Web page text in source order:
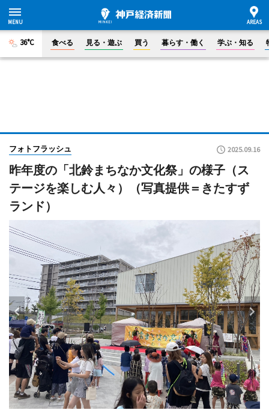
36°C 食べる 見る・遊ぶ 買う 暮らす・働く 学ぶ・知る
フォトフラッシュ 2025.09.16
昨年度の「北鈴まちなか文化祭」の様子（ス
テージを楽しむ人々）（写真提供＝きたすず
ランド）